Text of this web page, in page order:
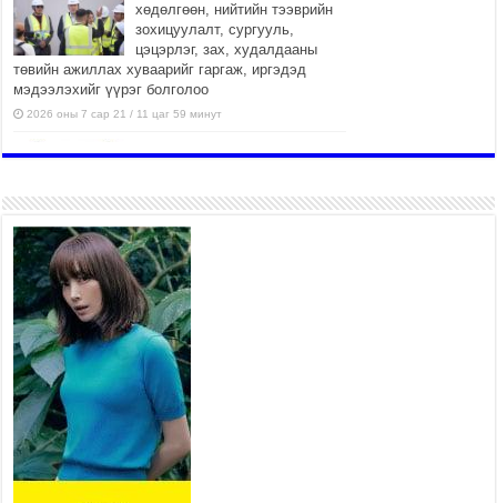
хөдөлгөөн, нийтийн тээврийн
зохицуулалт, сургууль,
цэцэрлэг, зах, худалдааны
төвийн ажиллах хуваарийг гаргаж, иргэдэд
мэдээлэхийг үүрэг болголоо
2026 оны 7 сар 21 / 11 цаг 59 минут
сонирхлыг нэн тэргүүнд
хангахыг баталгаажууллаа
2026 оны 7 сар 21 / 11 цаг 42 минут
Б.Пүрэвдагва: “Туул-1”
коллекторыг ашиглалтад
оруулж байж бид гэр
хорооллыг барилгажуулна
2026 оны 7 сар 21 / 10 цаг 15 минут
НИЙСЛЭЛ, АЙМГИЙН
УДИРДЛАГУУДЫН АЖЛЫГ
ХҮНД СУРТЛЫГ БУУРУУЛЖ,
ИРГЭД, АЖ АХУЙН НЭГЖИЙН
АЧААГ ХЭРХЭН ХӨНГӨЛСНӨӨР ДҮГНЭНЭ